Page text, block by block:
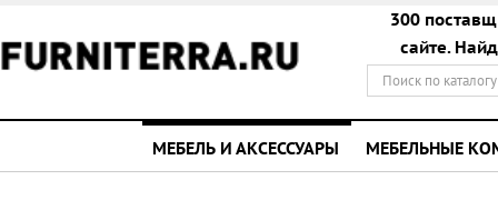
300
сайте.
МЕБЕЛЬ И АКСЕССУАРЫ МЕБЕЛЬНЫЕ